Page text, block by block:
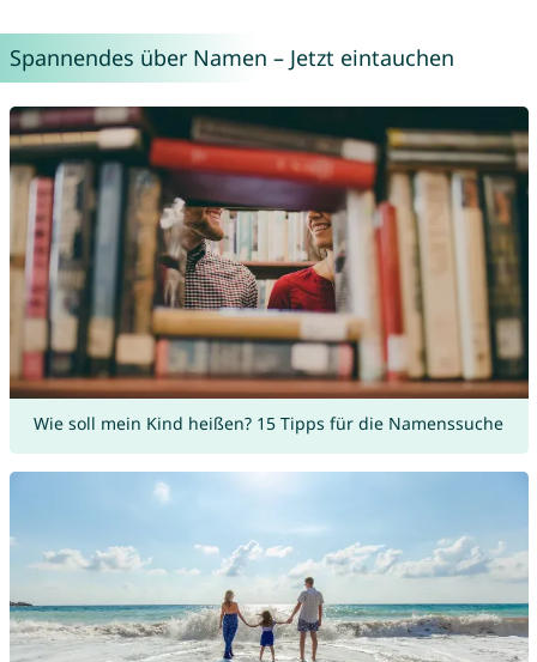
Spannendes über Namen – Jetzt eintauchen
Wie soll mein Kind heißen? 15 Tipps für die Namenssuche